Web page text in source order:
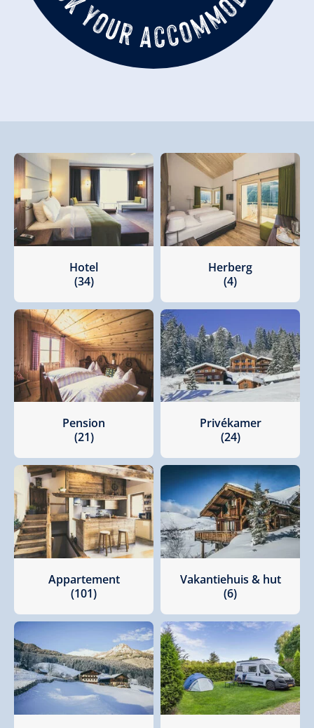
Hotel
(34)
Herberg
(4)
Pension
(21)
Privékamer
(24)
Appartement
(101)
Vakantiehuis & hut
(6)